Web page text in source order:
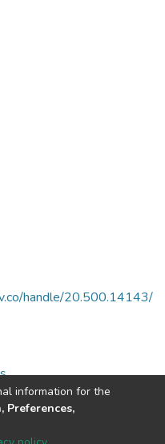
handle/20.500.14143/
information for the
Preferences,